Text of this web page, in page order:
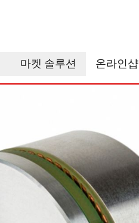
마켓 솔루션 온라인샵